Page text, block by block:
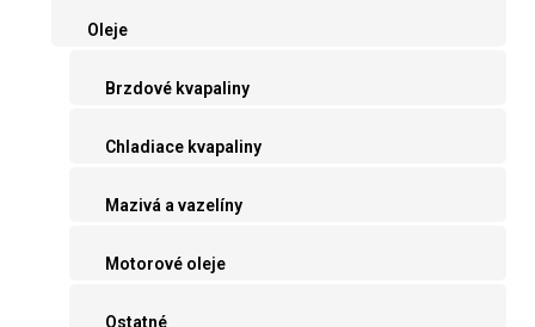
Oleje
Brzdové kvapaliny
Chladiace kvapaliny
Mazivá a vazelíny
Motorové oleje
Ostatné